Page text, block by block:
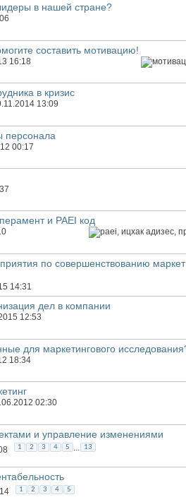
в нашей стране?
составить мотивацию!
16:18
в кризис
13:09
персонала
00:17
и PAEI код
по совершенствованию
14:31
дел в компании
12:53
для маркетингового
18:34
02:30
и управление изменениями
1 2 3 4 5 ... 13
1 2 3 4 5